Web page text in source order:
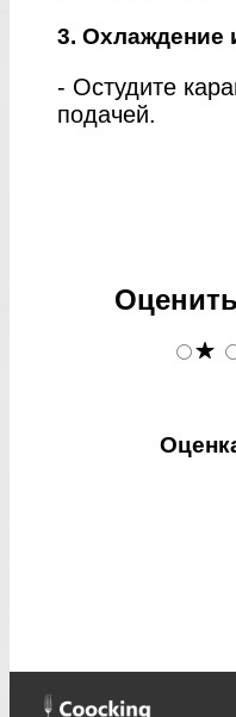
3. Охлаждение
- Остудите
подачей.